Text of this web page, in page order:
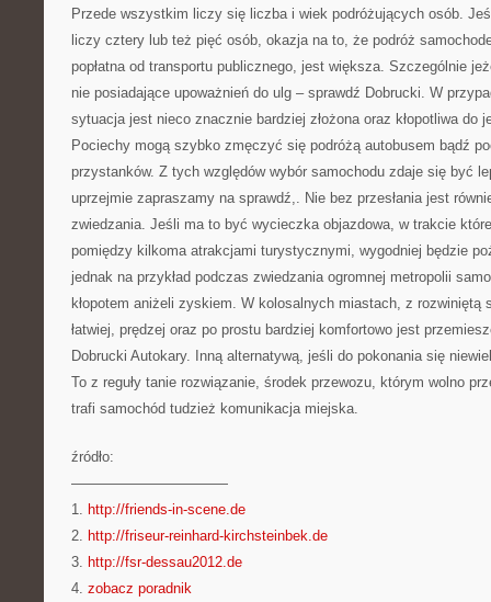
Przede wszystkim liczy się liczba i wiek podróżujących osób.
liczy cztery lub też pięć osób, okazja na to, że podróż
popłatna od transportu publicznego, jest większa. Szczególnie
nie posiadające upoważnień do ulg – sprawdź Dobrucki. W
sytuacja jest nieco znacznie bardziej złożona oraz kłopotliwa do
Pociechy mogą szybko zmęczyć się podróżą autobusem bądź
przystanków. Z tych względów wybór samochodu zdaje się być
uprzejmie zapraszamy na sprawdź,. Nie bez przesłania jest
zwiedzania. Jeśli ma to być wycieczka objazdowa, w trakcie
pomiędzy kilkoma atrakcjami turystycznymi, wygodniej będzie
jednak na przykład podczas zwiedzania ogromnej metropolii
kłopotem aniżeli zyskiem. W kolosalnych miastach, z rozwiniętą
łatwiej, prędzej oraz po prostu bardziej komfortowo jest
Dobrucki Autokary. Inną alternatywą, jeśli do pokonania się
To z reguły tanie rozwiązanie, środek przewozu, którym wolno
trafi samochód tudzież komunikacja miejska.
źródło:
———————————
1. http://friends-in-scene.de
2. http://friseur-reinhard-kirchsteinbek.de
3. http://fsr-dessau2012.de
4. zobacz poradnik